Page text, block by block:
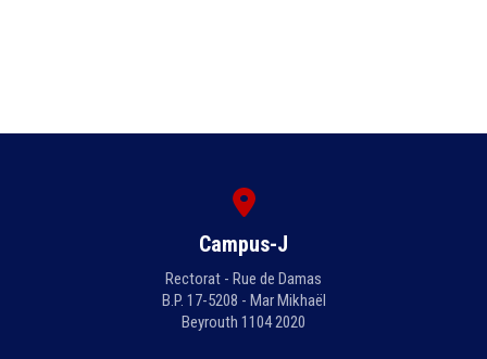
Campus-J
Rectorat - Rue de Damas
B.P. 17-5208 - Mar Mikhaël
Beyrouth 1104 2020